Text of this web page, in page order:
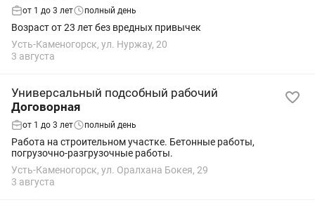
от 1 до 3 лет полный день
Возраст от 23 лет без вредных привычек
Усть-Каменогорск, ул. Нуржау, 20
3 августа
Универсальный подсобный рабочий
Договорная
от 1 до 3 лет полный день
Работа на строительном участке. Бетонные работы,
погрузочно-разгрузочные работы.
Усть-Каменогорск, ул. Оралхана Бокея, 29
3 августа